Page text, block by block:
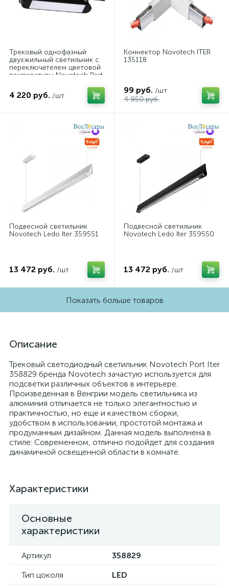
Трековый однофазный
двухжильный светильник с
переключателем цветовой
температуры Novotech Port
4 220 руб. /шт
Коннектор Novotech ITER
135118
99 руб. /шт
4 950 руб.
Подвесной светильник
Novotech Ledo Iter 359551
13 472 руб. /шт
Подвесной светильник
Novotech Ledo Iter 359550
13 472 руб. /шт
Показать больше товаров
Описание
Трековый светодиодный светильник Novotech Port Iter
358829 бренда Novotech зачастую используется для
подсветки различных объектов в интерьере.
Произведенная в Венгрии модель светильника из
алюминия отличается не только элегантностью и
практичностью, но еще и качеством сборки,
удобством в использовании, простотой монтажа и
продуманным дизайном. Данная модель выполнена в
стиле: Современном, отлично подойдет для создания
динамичной освещенной области в комнате.
Характеристики
Основные
характеристики
Артикул
358829
Тип цоколя
LED